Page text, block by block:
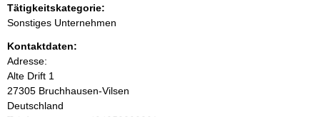
i
n
h
a
Tätigkeitskategorie:
Sonstiges Unternehmen
Kontaktdaten:
Adresse:
Alte Drift 1
27305 Bruchhausen-Vilsen
Deutschland